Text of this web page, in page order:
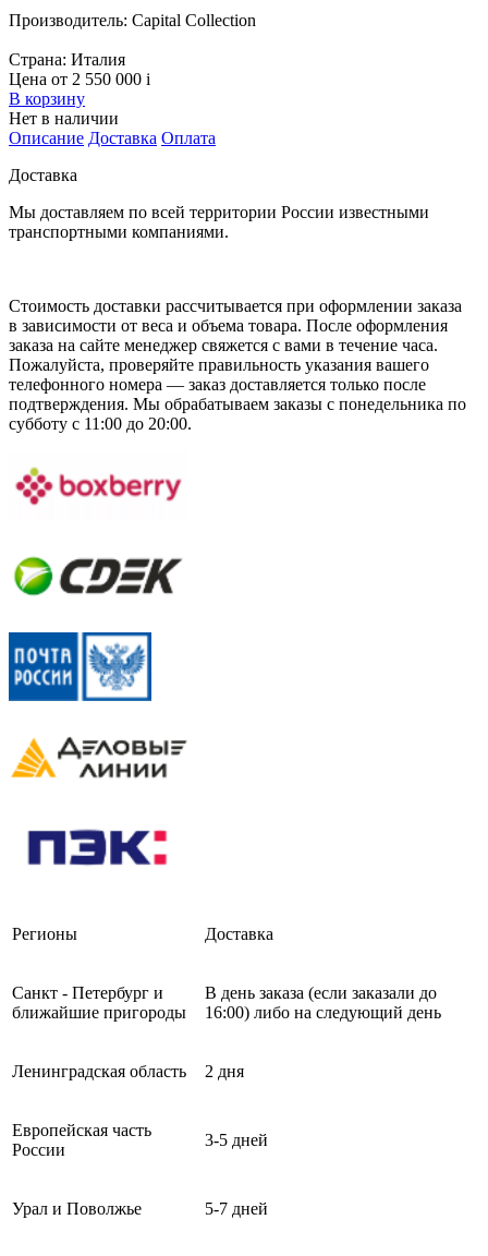
Производитель: Capital Collection
Страна: Италия
Цена от 2 550 000 i
В корзину
Нет в наличии
Описание Доставка Оплата
Доставка
Мы доставляем по всей территории России известными
транспортными компаниями.
Стоимость доставки рассчитывается при оформлении заказа
в зависимости от веса и объема товара. После оформления
заказа на сайте менеджер свяжется с вами в течение часа.
Пожалуйста, проверяйте правильность указания вашего
телефонного номера — заказ доставляется только после
подтверждения. Мы обрабатываем заказы с понедельника по
субботу с 11:00 до 20:00.
Регионы Доставка
Санкт - Петербург и
ближайшие пригороды
В день заказа (если заказали до
16:00) либо на следующий день
Ленинградская область 2 дня
Европейская часть
России
3-5 дней
Урал и Поволжье 5-7 дней